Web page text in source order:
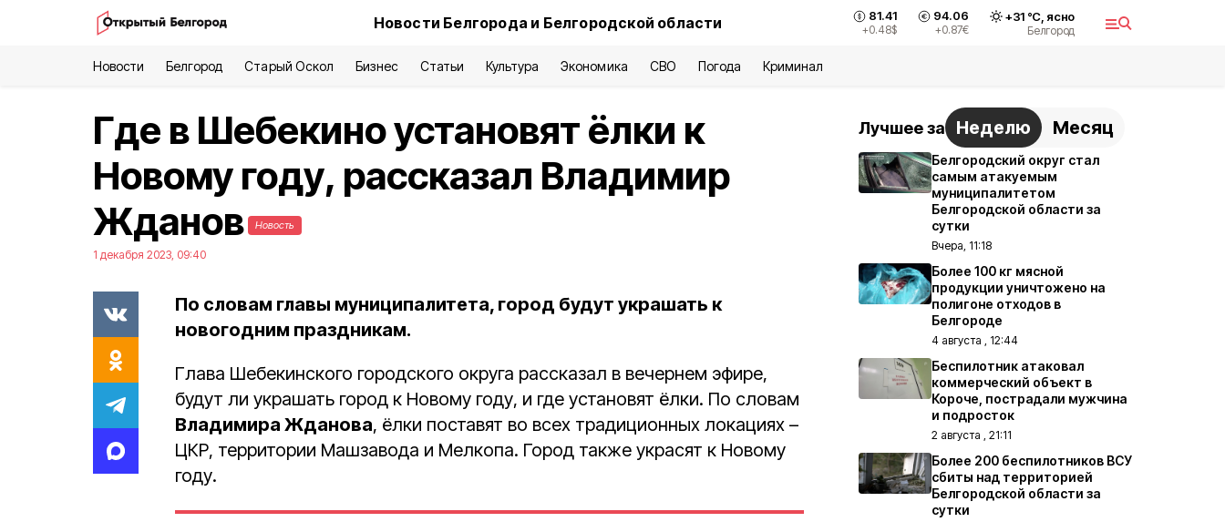
Новости Белгорода и Белгородской области 81.41
+0.48$
94.06
+0.87€
+31°С, ясно
Белгород
Новости Белгород Старый Оскол Бизнес Статьи Культура Экономика СВО Погода Криминал
Где в Шебекино установят ёлки к
Новому году, рассказал Владимир
Жданов
Новость
1 декабря 2023, 09:40
По словам главы муниципалитета, город будут украшать к
новогодним праздникам.
Глава Шебекинского городского округа рассказал в вечернем эфире,
будут ли украшать город к Новому году, и где установят ёлки. По словам
Владимира Жданова, ёлки поставят во всех традиционных локациях –
ЦКР, территории Машзавода и Мелкопа. Город также украсят к Новому
году.
Лучшее за Неделю Месяц
Белгородский округ стал
самым атакуемым
муниципалитетом
Белгородской области за
сутки
Вчера, 11:18
Более 100 кг мясной
продукции уничтожено на
полигоне отходов в
Белгороде
4 августа , 12:44
Беспилотник атаковал
коммерческий объект в
Короче, пострадали мужчина
и подросток
2 августа , 21:11
Более 200 беспилотников ВСУ
сбиты над территорией
Белгородской области за
сутки